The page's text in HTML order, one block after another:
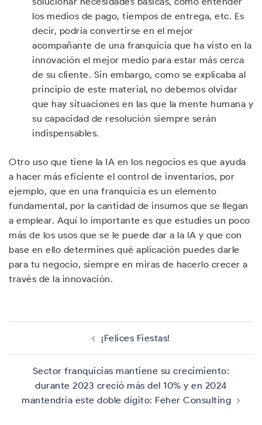
los medios de pago, tiempos de entrega, etc. Es
decir, podría convertirse en el mejor
acompañante de una franquicia que ha visto en la
innovación el mejor medio para estar más cerca
de su cliente. Sin embargo, como se explicaba al
principio de este material, no debemos olvidar
que hay situaciones en las que la mente humana y
su capacidad de resolución siempre serán
indispensables.
Otro uso que tiene la IA en los negocios es que ayuda
a hacer más eficiente el control de inventarios, por
ejemplo, que en una franquicia es un elemento
fundamental, por la cantidad de insumos que se llegan
a emplear. Aquí lo importante es que estudies un poco
más de los usos que se le puede dar a la IA y que con
base en ello determines qué aplicación puedes darle
para tu negocio, siempre en miras de hacerlo crecer a
través de la innovación.
Navegación
entradas
¡Felices Fiestas!
Sector franquicias mantiene su crecimiento:
durante 2023 creció más del 10% y en 2024
mantendría este doble dígito: Feher Consulting